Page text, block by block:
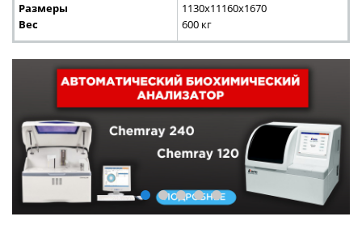
Размеры
Вес
1130х11160х1670
600 кг